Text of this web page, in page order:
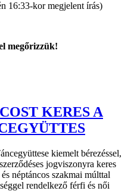
16:33-kor megjelent írás)
megőrizzük!
KERES A
kiemelt bérezéssel,
jogviszonyra keres
néptáncos szakmai múlttal
rendelkező férfi és női